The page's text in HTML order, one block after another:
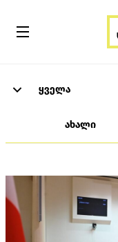
ყველა
ახალი